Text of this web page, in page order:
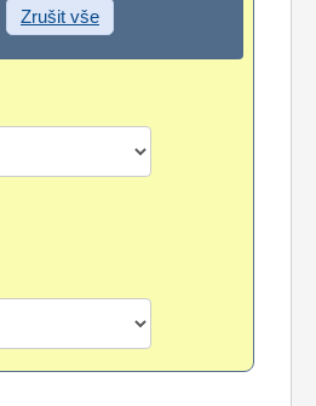
Zrušit vše